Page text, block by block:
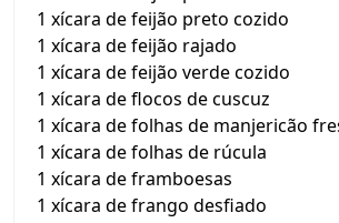
1 xícara de feijão preto cozido
1 xícara de feijão rajado
1 xícara de feijão verde cozido
1 xícara de flocos de cuscuz
1 xícara de folhas de manjericão
1 xícara de folhas de rúcula
1 xícara de framboesas
1 xícara de frango desfiado